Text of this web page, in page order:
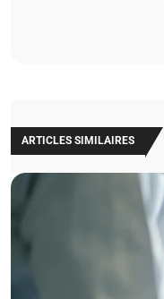
ARTICLES SIMILAIRES